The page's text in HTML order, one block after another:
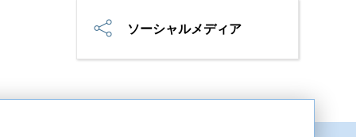
ソーシャルメディア